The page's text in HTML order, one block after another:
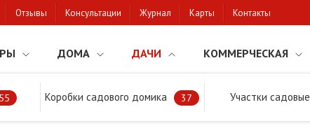
Отзывы Консультации Журнал Карты Контакты
ДОМА ДАЧИ КОММЕРЧЕСКАЯ
55 Коробки садового домика 37 Участки садовые
Продажа дачи в Брестском районе, Каменецкое направление